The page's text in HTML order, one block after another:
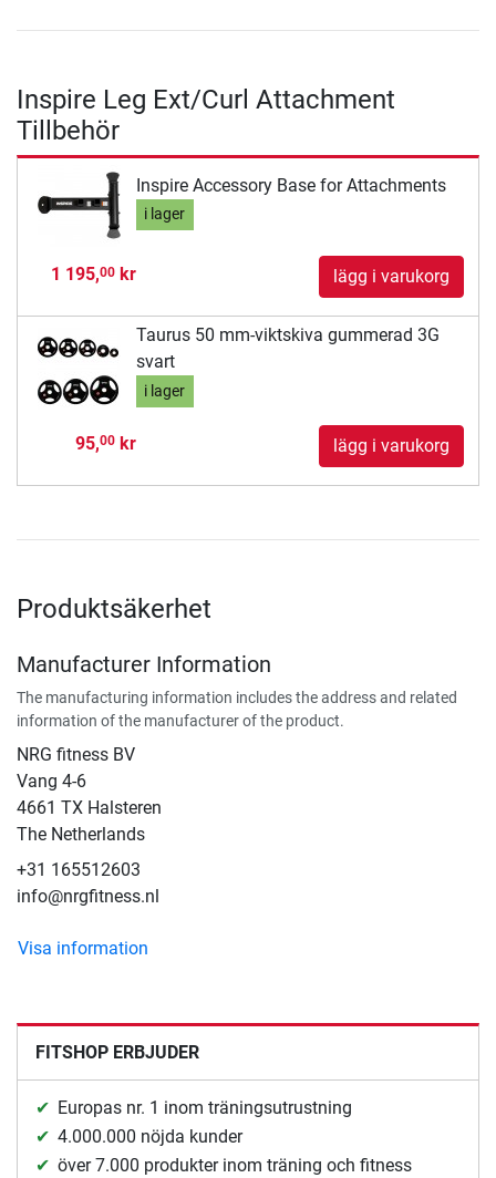
Inspire Leg Ext/Curl Attachment
Tillbehör
Inspire Accessory Base for Attachments
i lager
1 195,00kr lägg i varukorg
Taurus 50 mm-viktskiva gummerad 3G
svart
i lager
95,00kr lägg i varukorg
Produktsäkerhet
Manufacturer Information
The manufacturing information includes the address and related
information of the manufacturer of the product.
NRG fitness BV
Vang 4-6
4661 TX Halsteren
The Netherlands
+31 165512603
info@nrgfitness.nl
Visa information
FITSHOP ERBJUDER
Europas nr. 1 inom träningsutrustning
4.000.000 nöjda kunder
över 7.000 produkter inom träning och fitness